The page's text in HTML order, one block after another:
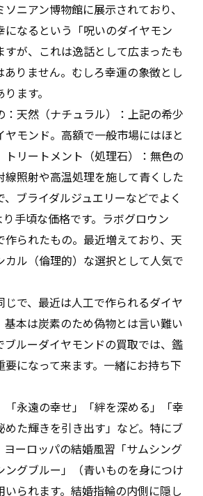
ニアン博物館に展示されており、
になるという「呪いのダイヤモン
すが、これは逸話として広まったも
ありません。むしろ幸運の象徴とし
ます。
天然（ナチュラル）：上記の希少
ヤモンド。高額で一般市場にはほと
トリートメント（処理石）：無色の
線照射や高温処理を施して青くした
ブライダルジュエリーなどでよく
手頃な価格です。ラボグロウン
作られたもの。最近増えており、天
カル（倫理的）な選択として人気で
で、最近は人工で作られるダイヤ
基本は炭素のため偽物とは言い難い
ブルーダイヤモンドの買取では、鑑
になって来ます。一緒にお持ち下
永遠の幸せ」「絆を深める」「幸
めた輝きを引き出す」など。特にブ
ヨーロッパの結婚風習「サムシング
ングブルー」（青いものを身につけ
いられます。結婚指輪の内側に隠し